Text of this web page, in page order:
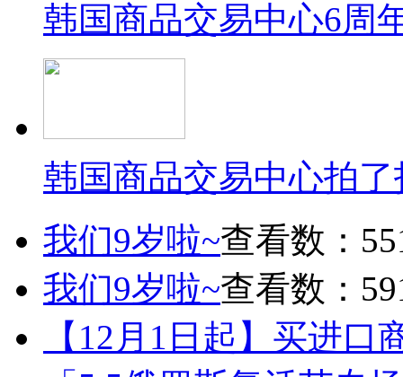
韩国商品交易中心6周
韩国商品交易中心拍
我们9岁啦~查看数：
我们9岁啦~查看数：
【12月1日起】买进口